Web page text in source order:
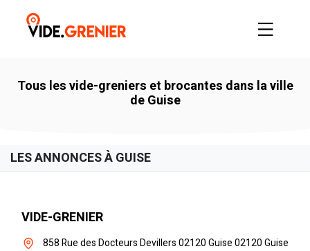
Tous les vide-greniers et brocantes dans la ville
de Guise
LES ANNONCES À GUISE
VIDE-GRENIER
858 Rue des Docteurs Devillers 02120 Guise 02120 Guise